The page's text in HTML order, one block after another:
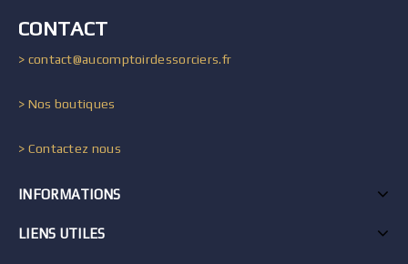
CONTACT
> contact@aucomptoirdessorciers.fr
> Nos boutiques
> Contactez nous
INFORMATIONS
LIENS UTILES